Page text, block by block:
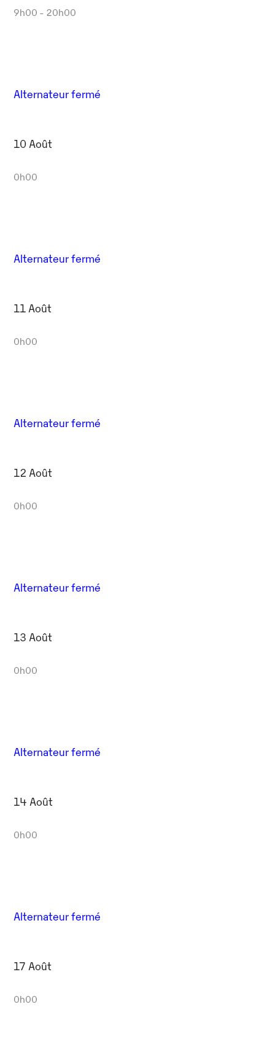
9h00 - 20h00
Alternateur fermé
10 Août
0h00
Alternateur fermé
11 Août
0h00
Alternateur fermé
12 Août
0h00
Alternateur fermé
13 Août
0h00
Alternateur fermé
14 Août
0h00
Alternateur fermé
17 Août
0h00